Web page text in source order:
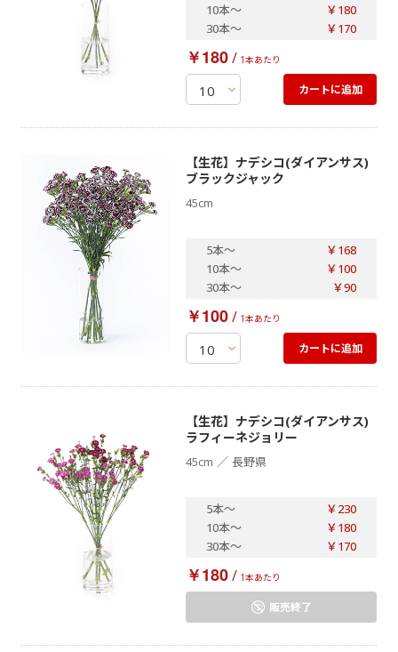
10本～
￥180
30本～ ￥170
￥180/ 1本あたり
カートに追加
【生花】ナデシコ(ダイアンサス)
ブラックジャック
45cm
5本～
￥168
10本～
￥100
30本～ ￥90
￥100/ 1本あたり
カートに追加
【生花】ナデシコ(ダイアンサス)
ラフィーネジョリー
45cm ／ 長野県
5本～
￥230
10本～
￥180
30本～ ￥170
￥180/ 1本あたり
販売終了